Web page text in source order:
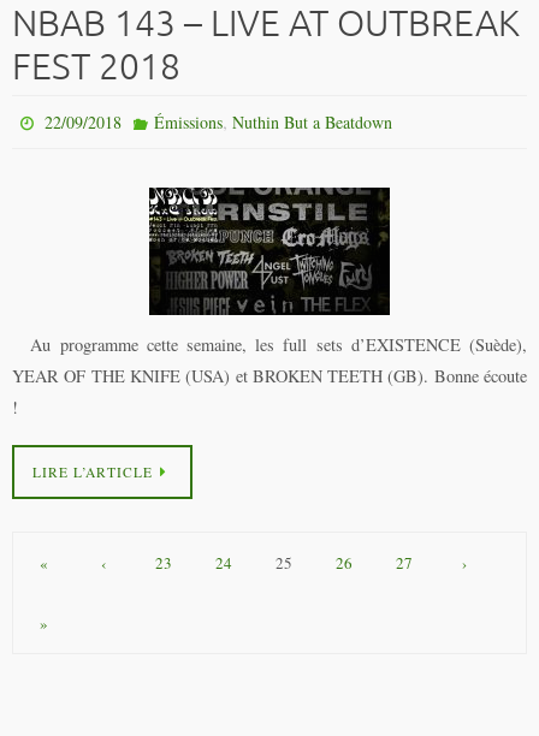
NBAB 143 – LIVE AT OUTBREAK
FEST 2018
22/09/2018 Émissions, Nuthin But a Beatdown
Au programme cette semaine, les full sets d’EXISTENCE (Suède),
YEAR OF THE KNIFE (USA) et BROKEN TEETH (GB). Bonne écoute
!
LIRE L’ARTICLE
« ‹ 23 24 25 26 27 ›
»